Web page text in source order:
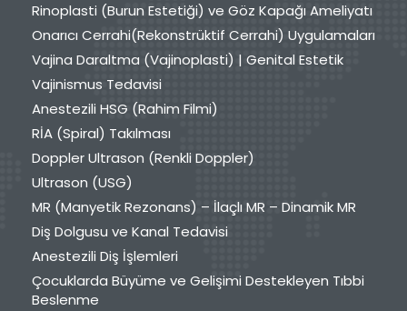
Rinoplasti (Burun Estetiği) ve Göz Kapağı Ameliyatı
Onarıcı Cerrahi(Rekonstrüktif Cerrahi) Uygulamaları
Vajina Daraltma (Vajinoplasti) | Genital Estetik
Vajinismus Tedavisi
Anestezili HSG (Rahim Filmi)
RİA (Spiral) Takılması
Doppler Ultrason (Renkli Doppler)
Ultrason (USG)
MR (Manyetik Rezonans) – İlaçlı MR – Dinamik MR
Diş Dolgusu ve Kanal Tedavisi
Anestezili Diş İşlemleri
Çocuklarda Büyüme ve Gelişimi Destekleyen Tıbbi
Beslenme